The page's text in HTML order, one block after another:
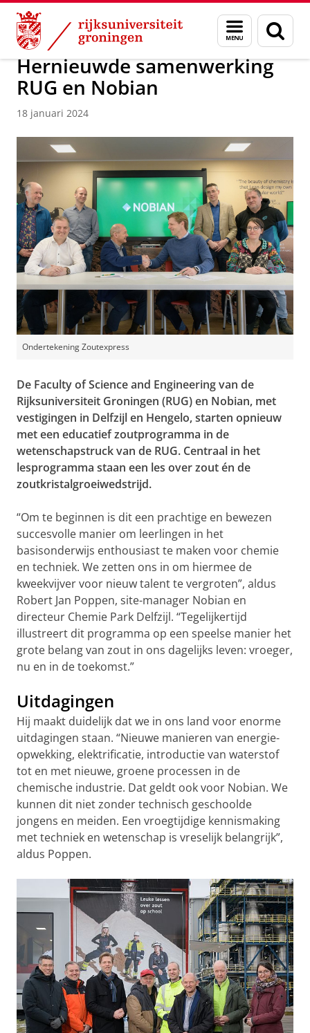
Skip
Content
Skip
Navigation
Menu
en
zoeken
Over ons Faculty of Science and Engineering Nieuws
Hernieuwde samenwerking
RUG en Nobian
18 januari 2024
Ondertekening Zoutexpress
De Faculty of Science and Engineering van de
Rijksuniversiteit Groningen (RUG) en Nobian, met
vestigingen in Delfzijl en Hengelo, starten opnieuw
met een educatief zoutprogramma in de
wetenschapstruck van de RUG. Centraal in het
lesprogramma staan een les over zout én de
zoutkristalgroeiwedstrijd.
“Om te beginnen is dit een prachtige en bewezen
succesvolle manier om leerlingen in het
basisonderwijs enthousiast te maken voor chemie
en techniek. We zetten ons in om hiermee de
kweekvijver voor nieuw talent te vergroten”, aldus
Robert Jan Poppen, site-manager Nobian en
directeur Chemie Park Delfzijl. “Tegelijkertijd
illustreert dit programma op een speelse manier het
grote belang van zout in ons dagelijks leven: vroeger,
nu en in de toekomst.”
Uitdagingen
Hij maakt duidelijk dat we in ons land voor enorme
uitdagingen staan. “Nieuwe manieren van energie-
opwekking, elektrificatie, introductie van waterstof
tot en met nieuwe, groene processen in de
chemische industrie. Dat geldt ook voor Nobian. We
kunnen dit niet zonder technisch geschoolde
jongens en meiden. Een vroegtijdige kennismaking
met techniek en wetenschap is vreselijk belangrijk”,
aldus Poppen.